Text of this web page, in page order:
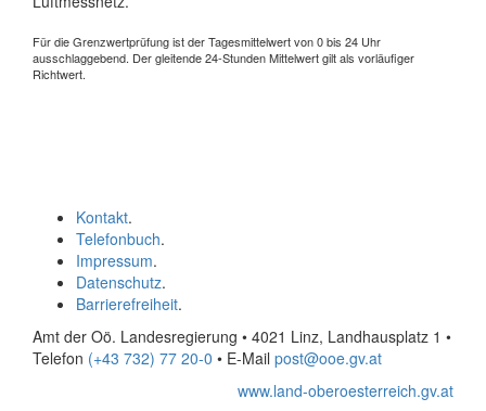
Für die Grenzwertprüfung ist der Tagesmittelwert von 0 bis 24 Uhr
ausschlaggebend. Der gleitende 24-Stunden Mittelwert gilt als vorläufiger
Richtwert.
Kontakt.
Telefonbuch.
Impressum.
Datenschutz.
Barrierefreiheit.
Amt der Oö. Landesregierung • 4021 Linz, Landhausplatz 1 •
Telefon (+43 732) 77 20-0 • E-Mail post@ooe.gv.at
www.land-oberoesterreich.gv.at